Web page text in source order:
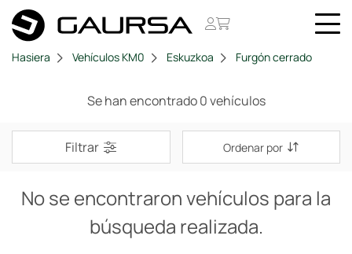
Hasiera Vehículos KM0 Eskuzkoa Furgón cerrado
Se han encontrado 0 vehículos
Filtrar Ordenar por
No se encontraron vehículos para la
búsqueda realizada.